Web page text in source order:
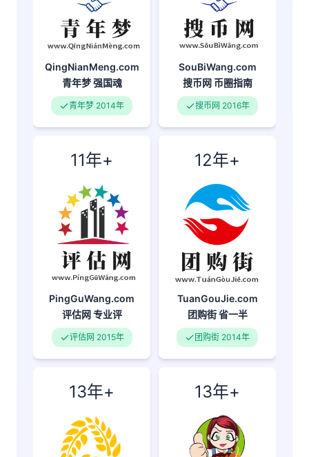
QingNianMeng.com
青年梦强国魂
青年梦 2014年
SouBiWang.com
搜币网币圈指南
搜币网 2016年
11年+
PingGuWang.com
评估网专业评
评估网 2015年
12年+
TuanGouJie.com
团购街省一半
团购街 2014年
13年+ 13年+